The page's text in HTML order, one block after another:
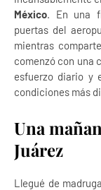
México. En una
puertas del
mientras
comenzó con una
esfuerzo diario y
condiciones más
Una
Juárez
Llegué de